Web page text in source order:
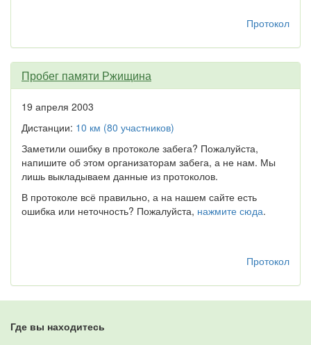
Протокол
Пробег памяти Ржищина
19 апреля 2003
Дистанции: 10 км (80 участников)
Заметили ошибку в протоколе забега? Пожалуйста,
напишите об этом организаторам забега, а не нам. Мы
лишь выкладываем данные из протоколов.
В протоколе всё правильно, а на нашем сайте есть
ошибка или неточность? Пожалуйста, нажмите сюда.
Протокол
Где вы находитесь